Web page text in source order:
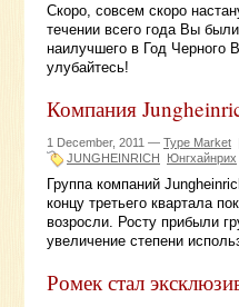
Скоро, совсем скоро
течении всего года Вы
наилучшего в Год Черного
улубайтесь!
Компания
1 December, 2011 — Type Market |
JUNGHEINRICH
Юнгхайнрих
Группа компаний
концу третьего квартала
возросли. Росту прибыли
увеличение степени
Ромек стал